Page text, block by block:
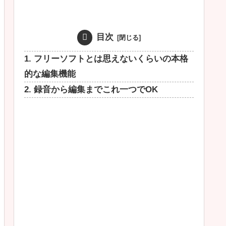
目次
1. フリーソフトとは思えないくらいの本格
的な編集機能
2. 録音から編集までこれ一つでOK